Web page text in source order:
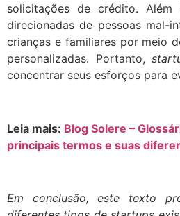
solicitações de crédito.
direcionadas de pessoas mal-
crianças e familiares por meio
personalizadas. Portanto,
concentrar seus esforços para
Leia mais: Blog Solere –
principais termos e suas
Em conclusão, este texto